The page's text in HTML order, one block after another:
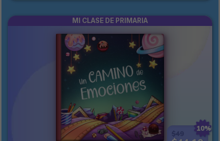
10%
MI CLASE DE PRIMARIA